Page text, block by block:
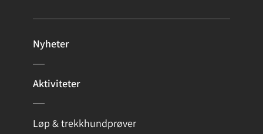
Nyheter
Aktiviteter
Løp & trekkhundprøver